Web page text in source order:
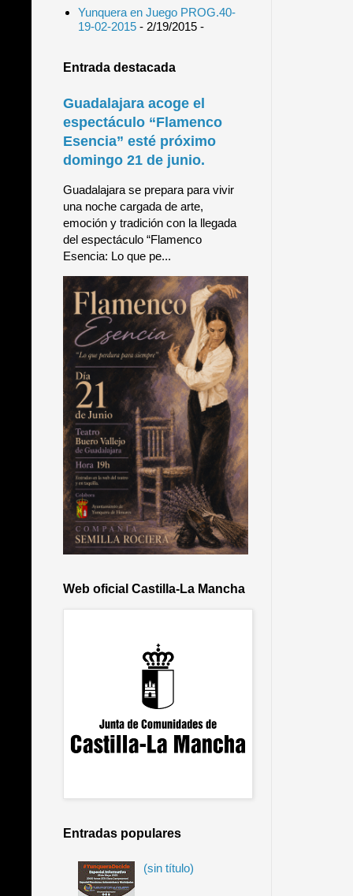
Yunquera en Juego PROG.40-
19-02-2015- 2/19/2015-
Entrada destacada
Guadalajara acoge el
espectáculo “Flamenco
Esencia” esté próximo
domingo 21 de junio.
Guadalajara se prepara para vivir
una noche cargada de arte,
emoción y tradición con la llegada
del espectáculo “Flamenco
Esencia: Lo que pe...
Web oficial Castilla-La Mancha
Entradas populares
(sin título)